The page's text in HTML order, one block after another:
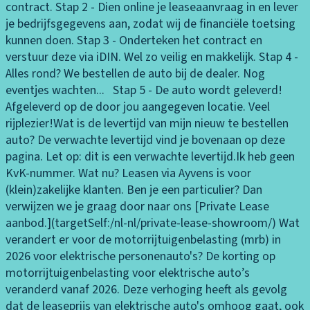
t
li
c
h
ts
e
n
s
o
r
e
n
a
u
t
o
m
a
o
p
h
a
n
gi
n
g
D
o
o
r
d
e
b
e
st
u
u
ur
m
e
t
di
gi
t
al
e
ra
di
o
T
o
u
c
h
ar
e
n
t
el
e
s
c
o
pi
s
c
h
e
v
er
st
el
li
C
ru
is
e
c
o
n
tr
ol
m
e
t
a
d
a
p
ti
e
r
s
b
o
r
d
h
e
r
k
e
n
n
i
n
g
s
t
o
e
l
e
n
a
c
h
t
e
ri
n
br
id
V
Z
T
ri
b
e
E
di
ti
o
n
D
S
G,
V
Z
T
m
kl
a
u
w
e
n
A
B
S
El
e
kt
r
o
ni
s
c
ti
-
di
ef
st
al
b
e
v
ei
li
gi
n
g
y
n
t
h
e
ti
s
c
h
s
u
e
d
e
bi
jk
o
m
e
tr
a
ct
ie
re
g
el
in
g
S
t
a
bi
lit
ei
ts
c
o
d
e
b
e
st
u
ur
d
er
s
k
a
n
t,
ui
ts
c
h
o
r
v
er
w
ar
m
in
g
G
e
s
c
h
ei
d
e
n
e
t
er
v
a
n
2
0
e
n
e
e
n
v
el
g
br
e
e
h
v
er
st
el
b
a
ar
e
n
v
er
w
ar
m
d
e
b
contract. Stap 2 - Dien online je leaseaanvraag in en lever
je bedrijfsgegevens aan, zodat wij de financiële toetsing
kunnen doen. Stap 3 - Onderteken het contract en
verstuur deze via iDIN. Wel zo veilig en makkelijk. Stap 4 -
Alles rond? We bestellen de auto bij de dealer. Nog
eventjes wachten... Stap 5 - De auto wordt geleverd!
Afgeleverd op de door jou aangegeven locatie. Veel
rijplezier!Wat is de levertijd van mijn nieuw te bestellen
auto? De verwachte levertijd vind je bovenaan op deze
pagina. Let op: dit is een verwachte levertijd.Ik heb geen
KvK-nummer. Wat nu? Leasen via Ayvens is voor
(klein)zakelijke klanten. Ben je een particulier? Dan
verwijzen we je graag door naar ons [Private Lease
aanbod.](targetSelf:/nl-nl/private-lease-showroom/) Wat
verandert er voor de motorrijtuigenbelasting (mrb) in
2026 voor elektrische personenauto's? De korting op
motorrijtuigenbelasting voor elektrische auto’s
veranderd vanaf 2026. Deze verhoging heeft als gevolg
dat de leaseprijs van elektrische auto's omhoog gaat, ook